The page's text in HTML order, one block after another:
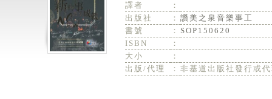
譯者
：
出版社
： 讚美之泉音樂事工
書號
： SOP150620
ISBN
：
大小
：
出版/代理
： 非基道出版社發行或